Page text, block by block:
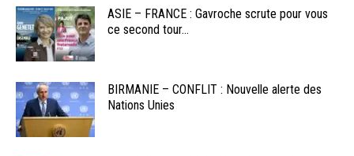
ASIE – FRANCE : Gavroche scrute pour vous
ce second tour...
BIRMANIE – CONFLIT : Nouvelle alerte des
Nations Unies